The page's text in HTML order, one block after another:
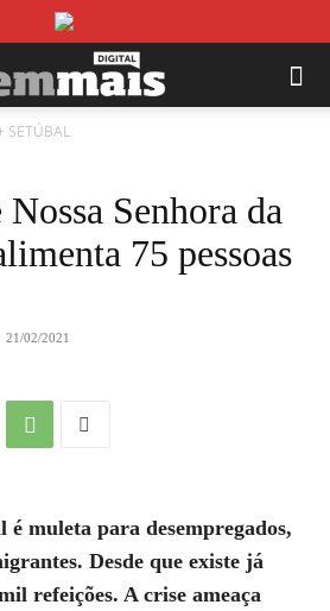
SETÚBAL
Senhora da
75 pessoas
21/02/2021
é muleta para desempregados,
Desde que existe já
refeições. A crise ameaça